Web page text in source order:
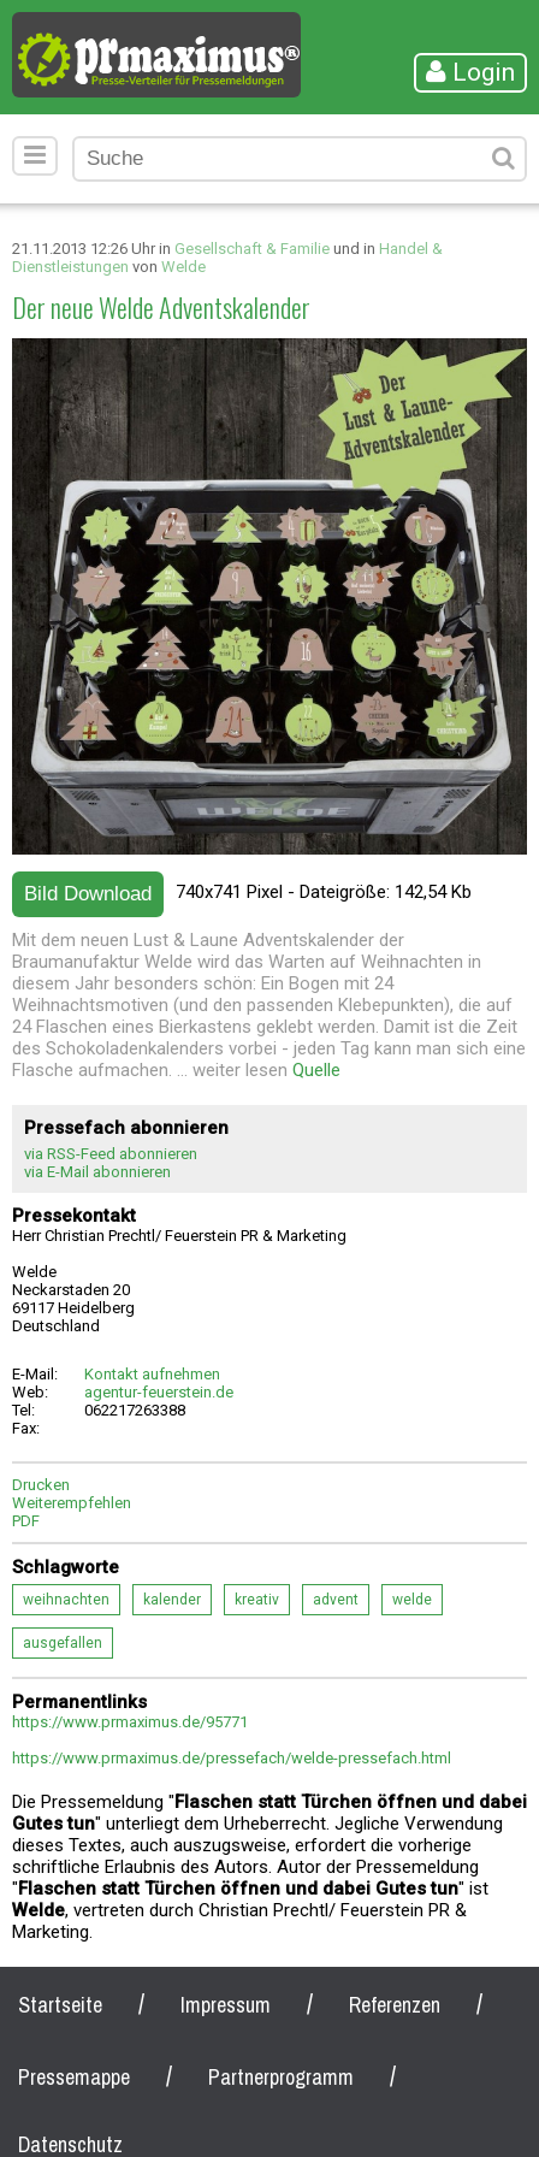
Login
21.11.2013 12:26 Uhr in Gesellschaft & Familie und in Handel &
Dienstleistungen von Welde
Der neue Welde Adventskalender
Bild Download 740x741 Pixel - Dateigröße: 142,54 Kb
Mit dem neuen Lust & Laune Adventskalender der
Braumanufaktur Welde wird das Warten auf Weihnachten in
diesem Jahr besonders schön: Ein Bogen mit 24
Weihnachtsmotiven (und den passenden Klebepunkten), die auf
24 Flaschen eines Bierkastens geklebt werden. Damit ist die Zeit
des Schokoladenkalenders vorbei - jeden Tag kann man sich eine
Flasche aufmachen. ... weiter lesen Quelle
Pressefach abonnieren
via RSS-Feed abonnieren
via E-Mail abonnieren
Pressekontakt
Herr Christian Prechtl/ Feuerstein PR & Marketing
Welde
Neckarstaden 20
69117 Heidelberg
Deutschland
E-Mail:
Kontakt aufnehmen
Web:
agentur-feuerstein.de
Tel:
062217263388
Fax:
Drucken
Weiterempfehlen
PDF
Schlagworte
weihnachten kalender kreativ advent welde
ausgefallen
Permanentlinks
https://www.prmaximus.de/95771
https://www.prmaximus.de/pressefach/welde-pressefach.html
Die Pressemeldung "Flaschen statt Türchen öffnen und dabei
Gutes tun" unterliegt dem Urheberrecht. Jegliche Verwendung
dieses Textes, auch auszugsweise, erfordert die vorherige
schriftliche Erlaubnis des Autors. Autor der Pressemeldung
"Flaschen statt Türchen öffnen und dabei Gutes tun" ist
Welde, vertreten durch Christian Prechtl/ Feuerstein PR &
Marketing.
Startseite / Impressum / Referenzen /
Pressemappe / Partnerprogramm /
Datenschutz